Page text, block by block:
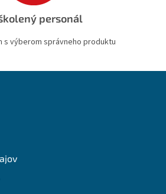
personál
s výberom správneho produktu